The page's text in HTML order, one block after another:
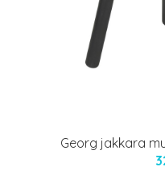
Georg jakkara